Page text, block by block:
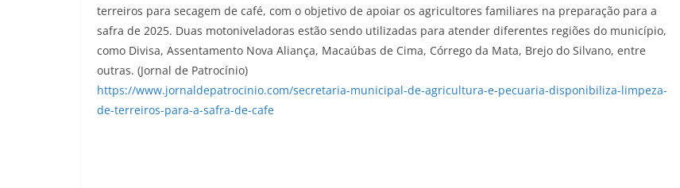
terreiros para secagem de café, com o objetivo de apoiar os agricultores familiares na preparação para a
safra de 2025. Duas motoniveladoras estão sendo utilizadas para atender diferentes regiões do município,
como Divisa, Assentamento Nova Aliança, Macaúbas de Cima, Córrego da Mata, Brejo do Silvano, entre
outras. (Jornal de Patrocínio)
https://www.jornaldepatrocinio.com/secretaria-municipal-de-agricultura-e-pecuaria-disponibiliza-limpeza-
de-terreiros-para-a-safra-de-cafe